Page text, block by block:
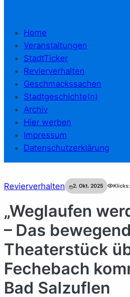
Home
Veranstaltungen
StadtTicker
Revierverhalten
Geschmackssachen
Stadtgeschichte(n)
Archiv
Hier werben
Impressum
Datenschutzerklärung
Revierverhalten 2. Okt. 2025 Klicks:
„Weglaufen
– Das
Theaterstück
Fechebach
Bad Salzuflen